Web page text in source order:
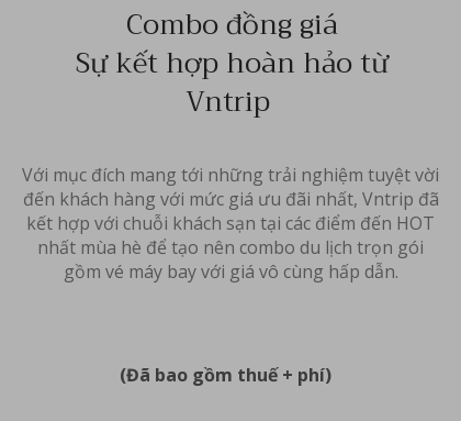
Với mục đích mang tới những trải nghiệm tuyệt vời
đến khách hàng với mức giá ưu đãi nhất, Vntrip đã
kết hợp với chuỗi khách sạn tại các điểm đến HOT
nhất mùa hè để tạo nên combo du lịch trọn gói
gồm vé máy bay với giá vô cùng hấp dẫn.
Combo đồng giá
Sự kết hợp hoàn hảo từ
Vntrip
(Đã bao gồm thuế + phí)